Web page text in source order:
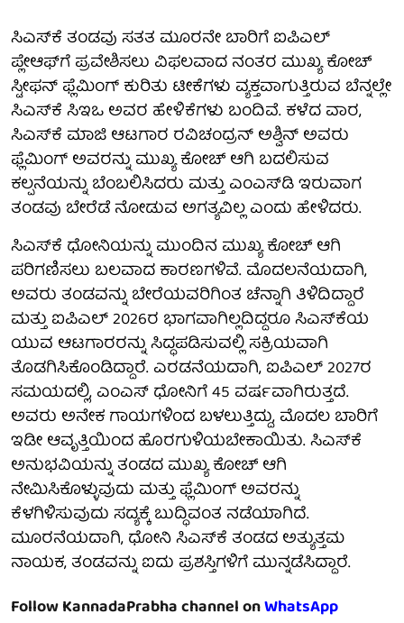
ಸಿಎಸ್‌ಕೆ ತಂಡವು ಸತತ ಮೂರನೇ ಬಾರಿಗೆ ಐಪಿಎಲ್
ಪ್ಲೇಆಫ್‌ಗೆ ಪ್ರವೇಶಿಸಲು ವಿಫಲವಾದ ನಂತರ ಮುಖ್ಯ ಕೋಚ್
ಸ್ಟೀಫನ್ ಫ್ಲೆಮಿಂಗ್ ಕುರಿತು ಟೀಕೆಗಳು ವ್ಯಕ್ತವಾಗುತ್ತಿರುವ ಬೆನ್ನಲ್ಲೇ
ಸಿಎಸ್‌ಕೆ ಸಿಇಒ ಅವರ ಹೇಳಿಕೆಗಳು ಬಂದಿವೆ. ಕಳೆದ ವಾರ,
ಸಿಎಸ್‌ಕೆ ಮಾಜಿ ಆಟಗಾರ ರವಿಚಂದ್ರನ್ ಅಶ್ವಿನ್ ಅವರು
ಫ್ಲೆಮಿಂಗ್ ಅವರನ್ನು ಮುಖ್ಯ ಕೋಚ್ ಆಗಿ ಬದಲಿಸುವ
ಕಲ್ಪನೆಯನ್ನು ಬೆಂಬಲಿಸಿದರು ಮತ್ತು ಎಂಎಸ್‌ಡಿ ಇರುವಾಗ
ತಂಡವು ಬೇರೆಡೆ ನೋಡುವ ಅಗತ್ಯವಿಲ್ಲ ಎಂದು ಹೇಳಿದರು.
ಸಿಎಸ್‌ಕೆ ಧೋನಿಯನ್ನು ಮುಂದಿನ ಮುಖ್ಯ ಕೋಚ್ ಆಗಿ
ಪರಿಗಣಿಸಲು ಬಲವಾದ ಕಾರಣಗಳಿವೆ. ಮೊದಲನೆಯದಾಗಿ,
ಅವರು ತಂಡವನ್ನು ಬೇರೆಯವರಿಗಿಂತ ಚೆನ್ನಾಗಿ ತಿಳಿದಿದ್ದಾರೆ
ಮತ್ತು ಐಪಿಎಲ್ 2026ರ ಭಾಗವಾಗಿಲ್ಲದಿದ್ದರೂ ಸಿಎಸ್‌ಕೆಯ
ಯುವ ಆಟಗಾರರನ್ನು ಸಿದ್ಧಪಡಿಸುವಲ್ಲಿ ಸಕ್ರಿಯವಾಗಿ
ತೊಡಗಿಸಿಕೊಂಡಿದ್ದಾರೆ. ಎರಡನೆಯದಾಗಿ, ಐಪಿಎಲ್ 2027ರ
ಸಮಯದಲ್ಲಿ, ಎಂಎಸ್ ಧೋನಿಗೆ 45 ವರ್ಷವಾಗಿರುತ್ತದೆ.
ಅವರು ಅನೇಕ ಗಾಯಗಳಿಂದ ಬಳಲುತ್ತಿದ್ದು, ಮೊದಲ ಬಾರಿಗೆ
ಇಡೀ ಆವೃತ್ತಿಯಿಂದ ಹೊರಗುಳಿಯಬೇಕಾಯಿತು. ಸಿಎಸ್‌ಕೆ
ಅನುಭವಿಯನ್ನು ತಂಡದ ಮುಖ್ಯ ಕೋಚ್ ಆಗಿ
ನೇಮಿಸಿಕೊಳ್ಳುವುದು ಮತ್ತು ಫ್ಲೆಮಿಂಗ್‌ ಅವರನ್ನು
ಕೆಳಗಿಳಿಸುವುದು ಸದ್ಯಕ್ಕೆ ಬುದ್ಧಿವಂತ ನಡೆಯಾಗಿದೆ.
ಮೂರನೆಯದಾಗಿ, ಧೋನಿ ಸಿಎಸ್‌ಕೆ ತಂಡದ ಅತ್ಯುತ್ತಮ
ನಾಯಕ, ತಂಡವನ್ನು ಐದು ಪ್ರಶಸ್ತಿಗಳಿಗೆ ಮುನ್ನಡೆಸಿದ್ದಾರೆ.
Follow KannadaPrabha channel onWhatsApp